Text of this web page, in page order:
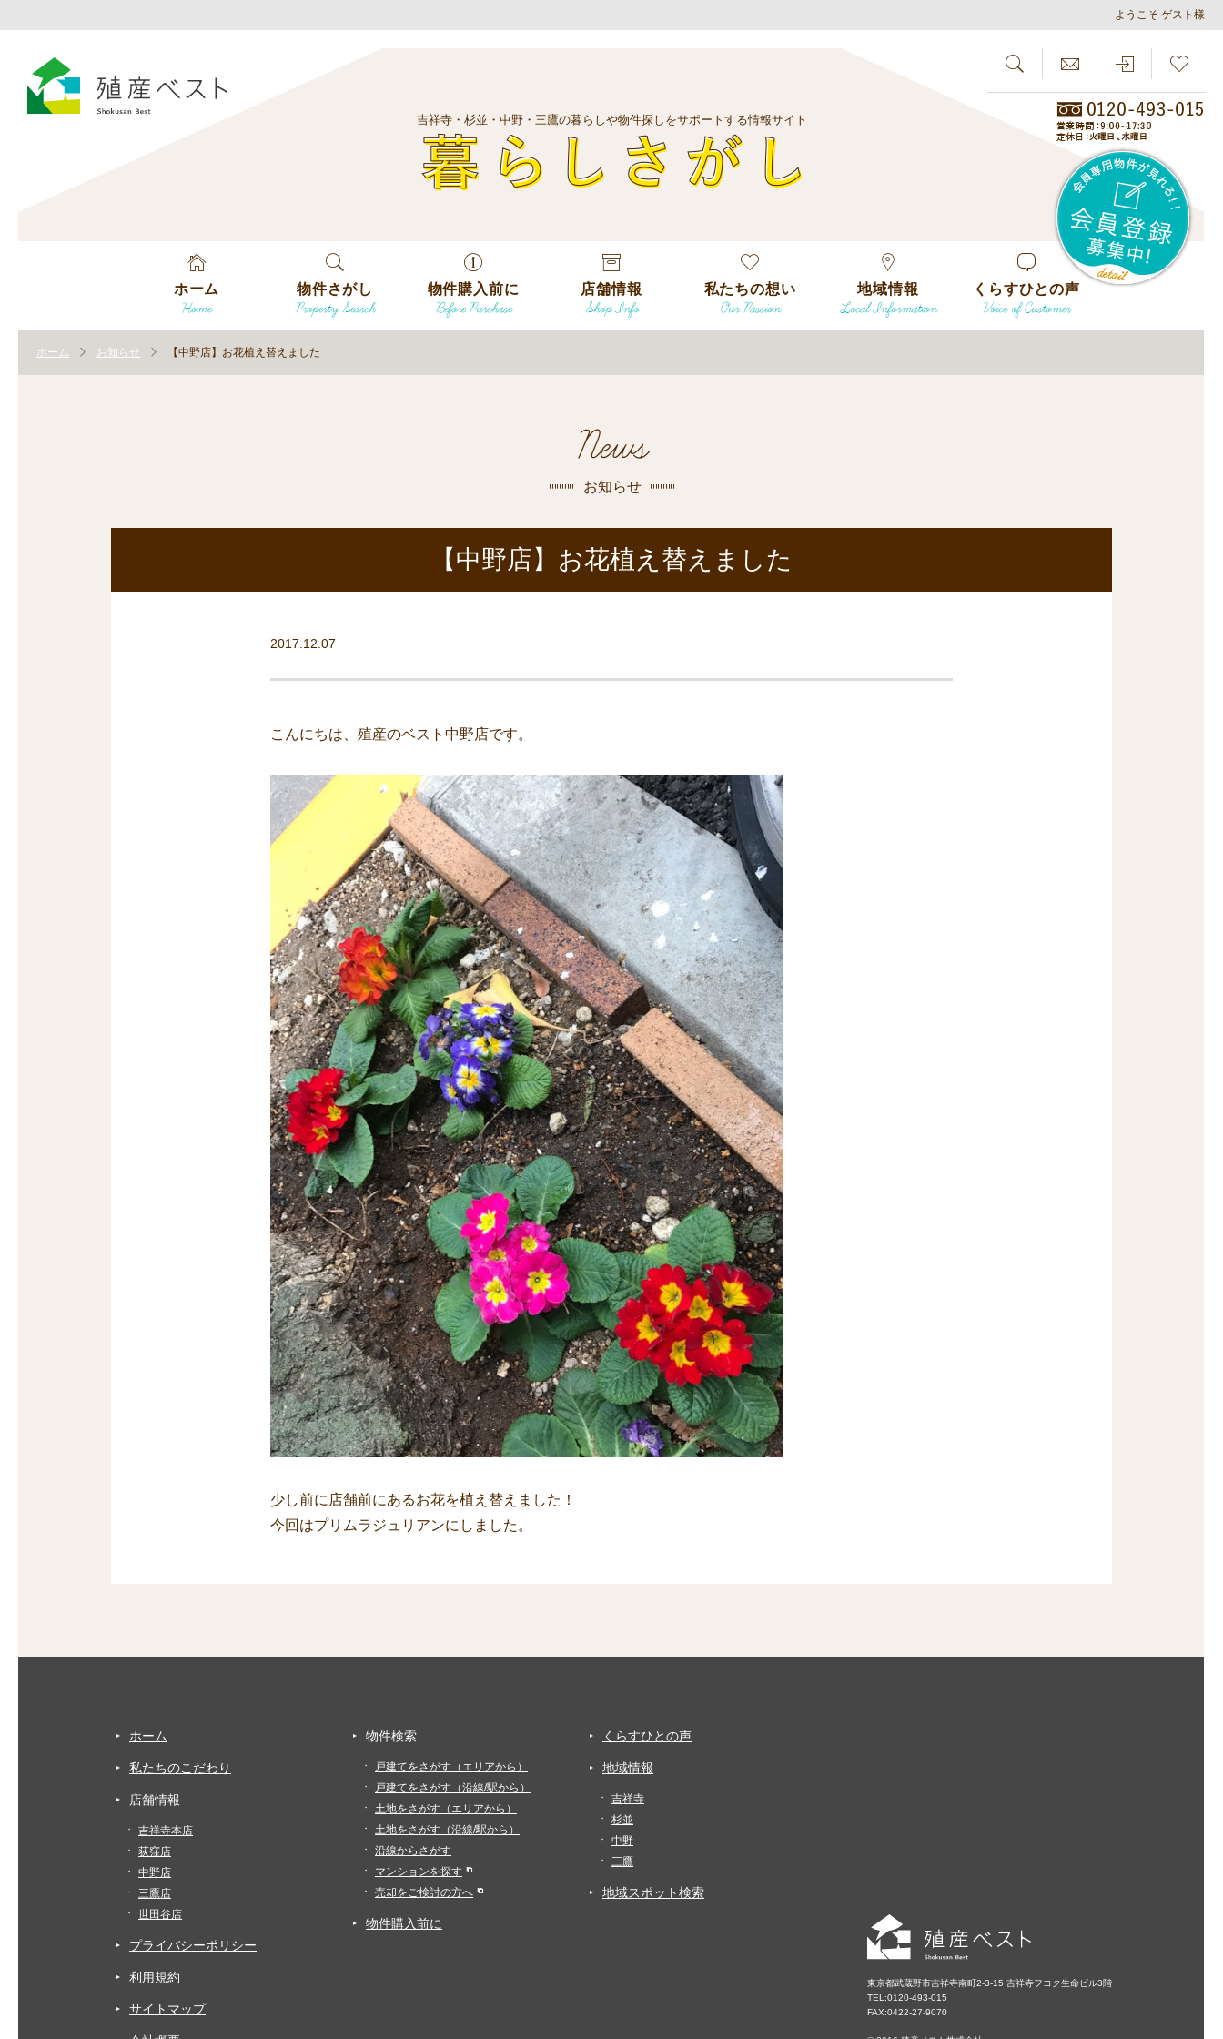
ようこそ ゲスト様
吉祥寺・杉並・中野・三鷹の暮らしや物件探しをサポートする情報サイト
ホーム
Home
物件さがし
Property Search
物件購入前に
Before Purchase
店舗情報
Shop Info
荻窪店
三鷹店
私たちの想い
Our Passion
地域情報
Local Information
くらすひとの声
Voice of Customer
ホーム お知らせ 【中野店】お花植え替えました
News
お知らせ
【中野店】お花植え替えました
2017.12.07
こんにちは、殖産のベスト中野店です。
少し前に店舗前にあるお花を植え替えました！
今回はプリムラジュリアンにしました。
ホーム
私たちのこだわり
店舗情報
吉祥寺本店
荻窪店
中野店
三鷹店
世田谷店
プライバシーポリシー
利用規約
サイトマップ
物件検索
戸建てをさがす（エリアから）
戸建てをさがす（沿線/駅から）
土地をさがす（エリアから）
土地をさがす（沿線/駅から）
沿線からさがす
マンションを探す
売却をご検討の方へ
物件購入前に
くらすひとの声
地域情報
吉祥寺
杉並
中野
三鷹
地域スポット検索
東京都武蔵野市吉祥寺南町2-3-15 吉祥寺フコク生命ビル3階
TEL:0120-493-015
FAX:0422-27-9070